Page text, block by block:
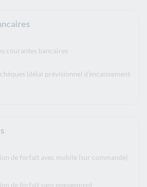
courantes bancaires
(délai prévisionnel d’encaissement
de forfait avec mobile (sur commande)
de forfait sans engagement